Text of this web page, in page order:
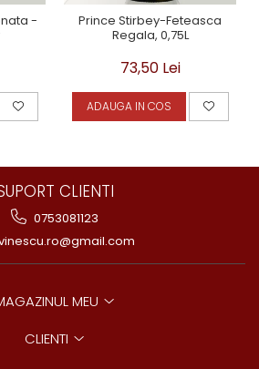
-
Prince Stirbey-Feteasca
Regala, 0,75L
73,50 Lei
ADAUGA IN COS
CLIENTI
0753081123
MEU
CLIENTI